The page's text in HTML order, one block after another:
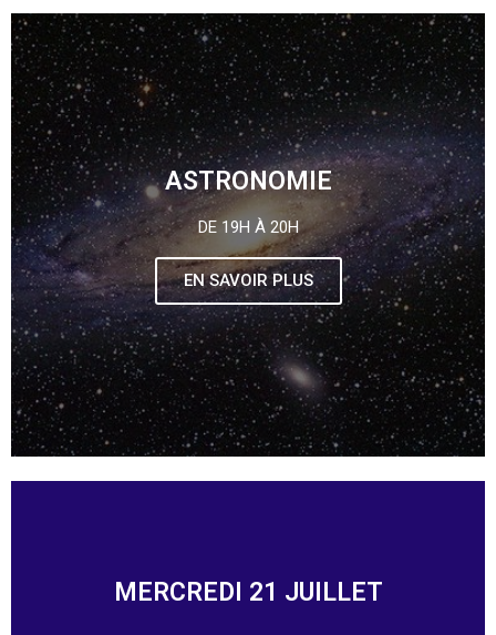
ASTRONOMIE
DE 19H À 20H
EN SAVOIR PLUS
MERCREDI 21 JUILLET